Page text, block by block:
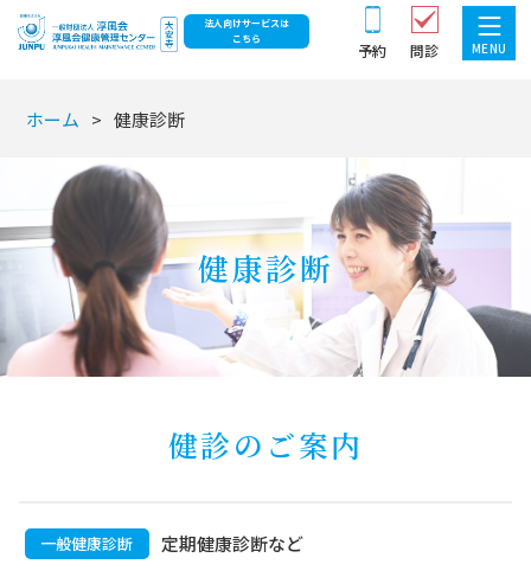
法人向けサービスは
こちら
予約 問診 MENU
ホーム 健康診断
健康診断
健診のご案内
一般健康診断 定期健康診断など